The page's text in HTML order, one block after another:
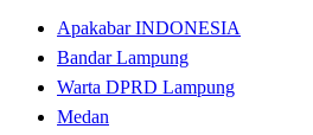
Apakabar INDONESIA
Bandar Lampung
Warta DPRD Lampung
Medan